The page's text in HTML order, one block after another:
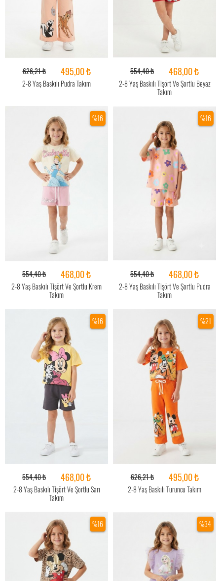
626,21 ₺ 495,00 ₺
2-8 Yaş Baskılı Pudra Takım
554,40 ₺ 468,00 ₺
2-8 Yaş Baskılı Tişört Ve Şortlu Beyaz
Takım
%16
554,40 ₺ 468,00 ₺
2-8 Yaş Baskılı Tişört Ve Şortlu Krem
Takım
%16
554,40 ₺ 468,00 ₺
2-8 Yaş Baskılı Tişört Ve Şortlu Pudra
Takım
%16
554,40 ₺ 468,00 ₺
2-8 Yaş Baskılı Tişört Ve Şortlu Sarı
Takım
%21
626,21 ₺ 495,00 ₺
2-8 Yaş Baskılı Turuncu Takım
%16 %34